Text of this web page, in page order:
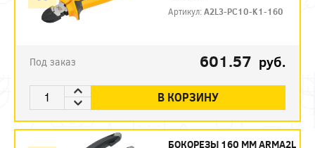
Артикул:A2L3-PC10-K1-160
Под заказ 601.57 руб.
В КОРЗИНУ
БОКОРЕЗЫ 160 ММ ARMA2L